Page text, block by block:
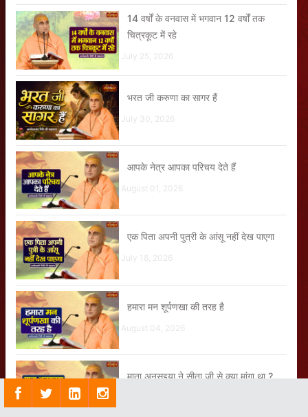
14 वर्षों के वनवास में भगवान 12 वर्षों तक
चित्रकूट में रहे
July 25, 2026
भरत जी करुणा का सागर हैं
July 30, 2026
आपके नेत्र आपका परिचय देते हैं
August 01, 2026
एक पिता अपनी पुत्री के आंसू नहीं देख पाएगा
July 18, 2026
हमारा मन शूर्पणखा की तरह है
August 04, 2026
माता अनुसुइया ने सीता जी से क्या मांगा था ?